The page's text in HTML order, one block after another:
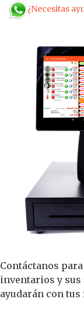
¿Necesitas
Contáctanos
inventarios y sus
ayudarán con